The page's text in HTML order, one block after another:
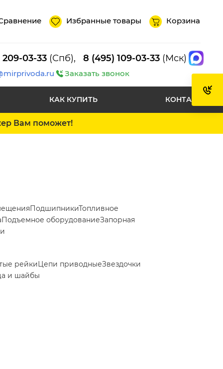
Избранные товары Корзина
209-03-33 (Спб), 8 (495) 109-03-33 (Мск)
Заказать звонок
КАК КУПИТЬ КОНТАКТЫ
Вам поможет!
ПодшипникиТопливное
Подъемное оборудованиеЗапорная
рейкиЦепи приводныеЗвездочки
и шайбы